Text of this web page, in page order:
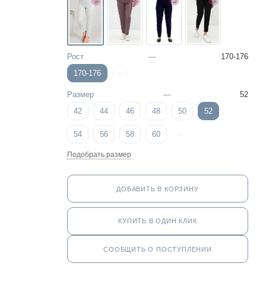
Рост —
170-176
170-176
-
Размер —
52
42
44 46 48 50 52
54 56 58 60 -
Подобрать размер
ДОБАВИТЬ В КОРЗИНУ
КУПИТЬ В ОДИН КЛИК
СООБЩИТЬ О ПОСТУПЛЕНИИ